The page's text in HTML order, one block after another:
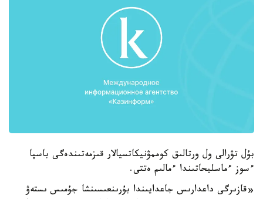
بۇل تۋرالى ول ورتالىق كوممۋنيكاتسيالار قىزمەتىندەگى باسپا
ءسوز ءماسليحاتىندا ءمالىم ەتتى.
«قازىرگى داعدارىس جاعدايىندا بۇرىنعىسىنشا جۇمىس ىستەۋ